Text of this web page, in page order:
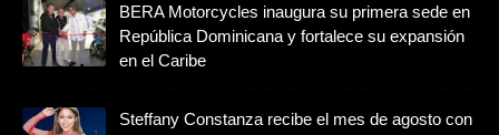
BERA Motorcycles inaugura su primera sede en
República Dominicana y fortalece su expansión
en el Caribe
Steffany Constanza recibe el mes de agosto con